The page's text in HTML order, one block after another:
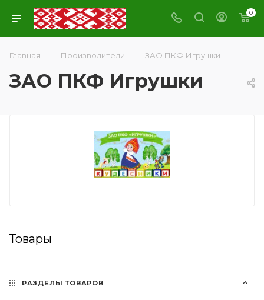
0
Главная — Производители — ЗАО ПКФ Игрушки
ЗАО ПКФ Игрушки
Товары
РАЗДЕЛЫ ТОВАРОВ